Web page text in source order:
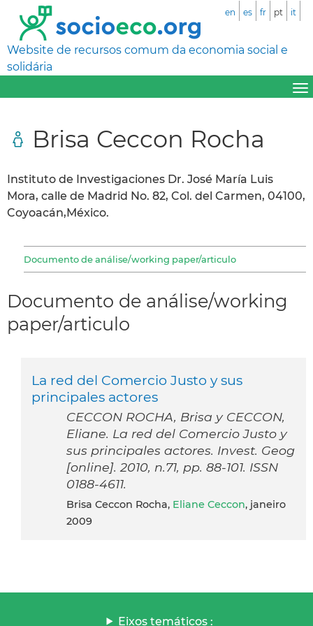
Website de recursos comum da economia social e
solidária
en es fr pt it
Brisa Ceccon Rocha
Instituto de Investigaciones Dr. José María Luis
Mora, calle de Madrid No. 82, Col. del Carmen, 04100,
Coyoacán,México.
Documento de análise/working paper/articulo
Documento de análise/working
paper/articulo
La red del Comercio Justo y sus
principales actores
CECCON ROCHA, Brisa y CECCON,
Eliane. La red del Comercio Justo y
sus principales actores. Invest. Geog
[online]. 2010, n.71, pp. 88-101. ISSN
0188-4611.
Brisa Ceccon Rocha, Eliane Ceccon, janeiro
2009
Eixos temáticos :